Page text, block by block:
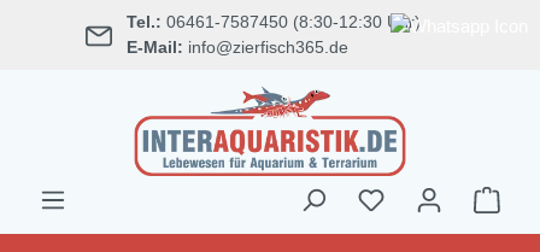
springen Tel.: 06461-7587450 (8:30-12:30 Uhr)
E-Mail: info@zierfisch365.de